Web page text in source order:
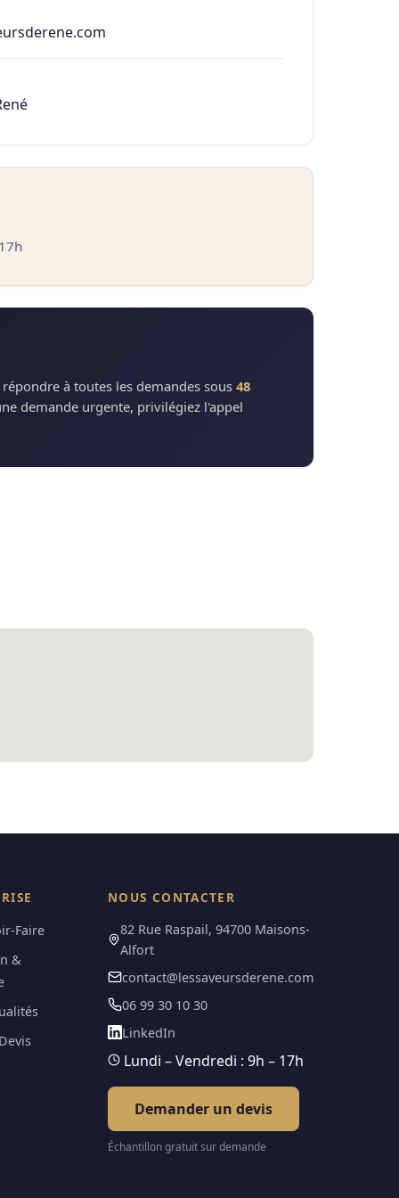
à toutes les demandes sous 48
demande urgente, privilégiez l'appel
Faire
&
NOUS CONTACTER
82 Rue Raspail, 94700 Maisons-
Alfort
contact@lessaveursderene.com
06 99 30 10 30
LinkedIn
Lundi – Vendredi : 9h – 17h
Demander un devis
Échantillon gratuit sur demande